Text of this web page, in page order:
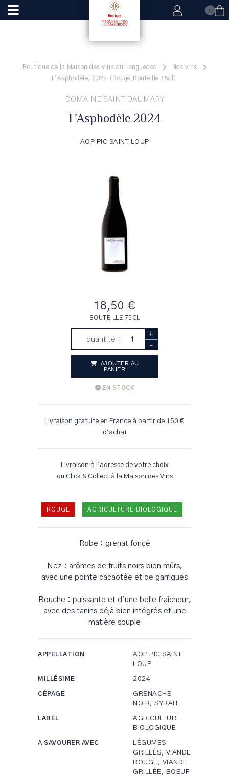
0
Boutique de la Maison des vins du Languedoc
Nos vins
L'Asphodèle, 2024 (Rouge,Bouteille 75cl)
DOMAINE SAINT DAUMARY
L'Asphodèle 2024
AOP PIC SAINT LOUP
18,50 €
BOUTEILLE 75CL
quantité : +
-
AJOUTER AU
PANIER
EN STOCK
Livraison gratuite en France à partir de 150 €
d'achat
Livraison à l'adresse de votre choix
ou Click & Collect à la Maison des Vins
ROUGE AGRICULTURE BIOLOGIQUE
Robe : grenat foncé
Nez : arômes de fruits noirs bien mûrs,
avec une pointe cacaotée et de garrigues
Bouche : puissante et d'une belle fraîcheur,
avec des tanins déjà bien intégrés et une
matière souple
APPELLATION
AOP PIC SAINT
LOUP
MILLÉSIME 2024
CÉPAGE
GRENACHE
NOIR, SYRAH
LABEL
AGRICULTURE
BIOLOGIQUE
A SAVOURER AVEC
LÉGUMES
GRILLÉS, VIANDE
ROUGE, VIANDE
GRILLÉE, BOEUF